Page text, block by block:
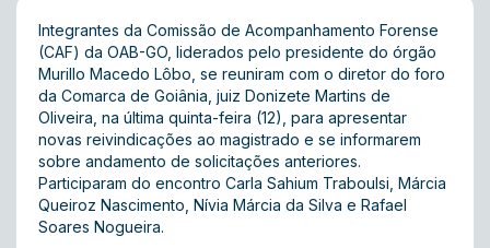
Integrantes da Comissão de Acompanhamento Forense
(CAF) da OAB-GO, liderados pelo presidente do órgão
Murillo Macedo Lôbo, se reuniram com o diretor do foro
da Comarca de Goiânia, juiz Donizete Martins de
Oliveira, na última quinta-feira (12), para apresentar
novas reivindicações ao magistrado e se informarem
sobre andamento de solicitações anteriores.
Participaram do encontro Carla Sahium Traboulsi, Márcia
Queiroz Nascimento, Nívia Márcia da Silva e Rafael
Soares Nogueira.